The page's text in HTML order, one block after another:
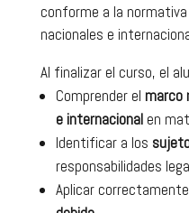
conforme a la
nacionales e
Al finalizar el curso, el
Comprender el marco
e internacionalen
Identificar a los
responsabilidades
Aplicar